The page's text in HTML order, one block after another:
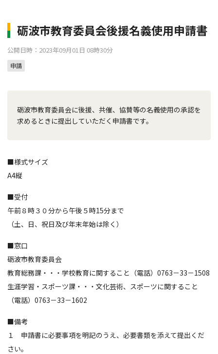
砺波市教育委員会後援名義使用申請書
公開日時：2023年09月01日 08時30分
申請
砺波市教育委員会に後援、共催、協賛等の名義使用の承認を
求めるときに提出していただく申請書です。
■様式サイズ
A4縦
■受付
午前８時３０分から午後５時15分まで
（土、日、祝日及び年末年始は除く）
■窓口
砺波市教育委員会
教育総務課・・・学校教育に関すること（電話）0763－33－1508
生涯学習・スポーツ課・・・文化芸術、スポーツに関すること
（電話）0763－33－1602
■備考
１ 申請書に必要事項を明記のうえ、必要書類を添えて提出くだ
さい。